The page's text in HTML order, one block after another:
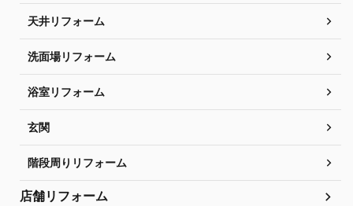
天井リフォーム
洗面場リフォーム
浴室リフォーム
玄関
階段周りリフォーム
店舗リフォーム